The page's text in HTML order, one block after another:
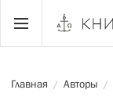
Главная / Авторы /